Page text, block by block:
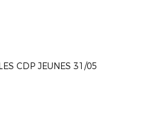
CDP JEUNES 31/05